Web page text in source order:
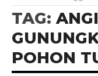
TAG:
POHON